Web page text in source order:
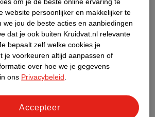
Mascara
1753
website persoonlijker en makkelijker te
we jou de beste acties en aanbiedingen
dat je ook buiten Kruidvat.nl relevante
bepaalt zelf welke cookies je
je voorkeuren altijd aanpassen of
over hoe we je gegevens
ons Privacybeleid
Accepteer